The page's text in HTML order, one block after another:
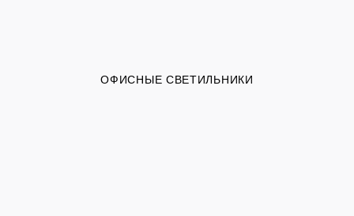
ОФИСНЫЕ СВЕТИЛЬНИКИ